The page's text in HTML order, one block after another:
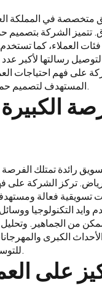
متخصصة في المملكة
تتميز الشركة بتصميم
العملاء، كما تستخدم
رسالتها لأكبر
على فهم احتياجات
المستهدف لتصميم حملات تسويقية مميزة.
رائدة تمتلك الفرصة
تركز الشركة على
تسويقية فعالة
وايد التكنولوجيا
من الجماهير.
الكبرى
للتوسع والنمو في الرياض.
على